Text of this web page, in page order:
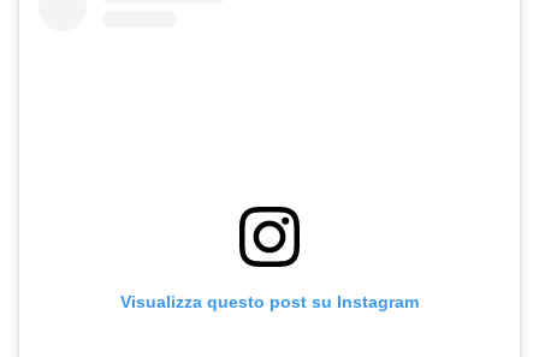
Visualizza questo post su Instagram